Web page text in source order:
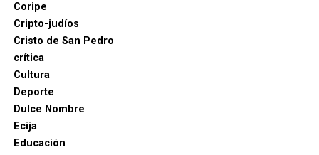
Coripe
Cripto-judíos
Cristo de San Pedro
crítica
Cultura
Deporte
Dulce Nombre
Ecija
Educación